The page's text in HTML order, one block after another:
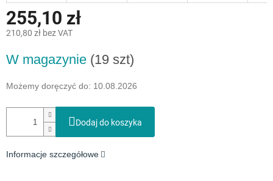
255,10 zł
210,80 zł bez VAT
jednostkowa:
W magazynie (19 szt)
Możemy doręczyć do: 10.08.2026
Dodaj do koszyka
Informacje szczegółowe